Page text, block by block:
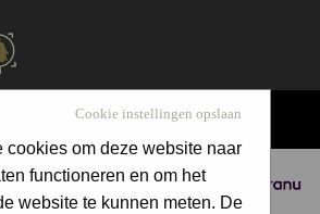
Sponsored by
Cookie instellingen opslaan
cookies om deze website naar
functioneren en om het
website te kunnen meten. De